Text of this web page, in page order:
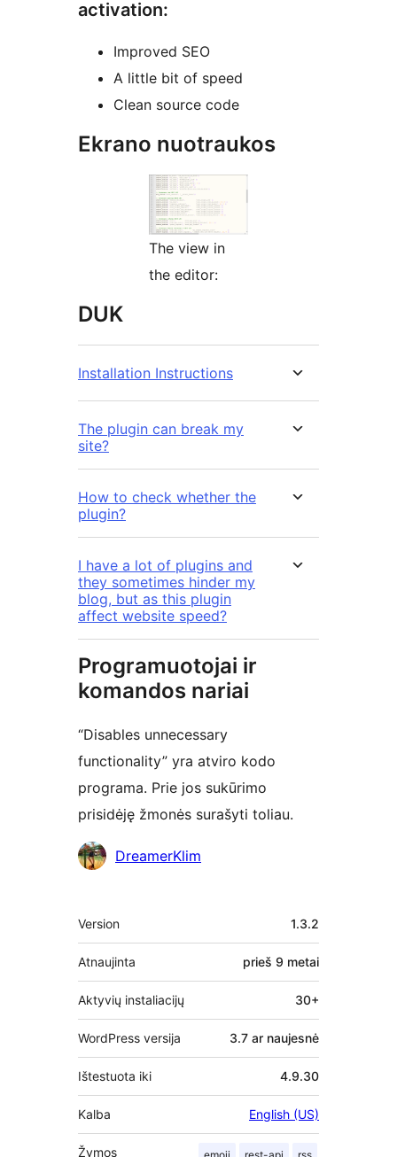
activation:
Improved SEO
A little bit of speed
Сlean source code
Ekrano nuotraukos
The view in
the editor:
DUK
Installation Instructions
The plugin can break my
site?
How to check whether the
plugin?
I have a lot of plugins and
they sometimes hinder my
blog, but as this plugin
affect website speed?
Programuotojai ir
komandos nariai
“Disables unnecessary
functionality” yra atviro kodo
programa. Prie jos sukūrimo
prisidėję žmonės surašyti toliau.
AutoriaiDreamerKlim
Metainformacija
Version 1.3.2
Atnaujinta prieš 9 metai
Aktyvių instaliacijų 30+
WordPress versija 3.7 ar naujesnė
Ištestuota iki 4.9.30
Kalba English (US)
Žymos